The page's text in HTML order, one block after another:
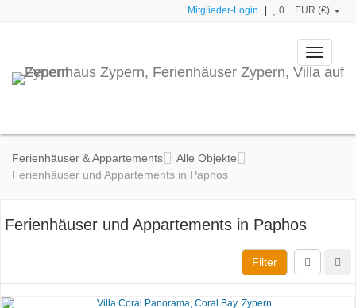
Mitglieder-Login 0 EUR (€)
Toggle
Ferienhäuser & Appartements
Alle Objekte
Ferienhäuser und Appartements in Paphos
Ferienhäuser und Appartements in Paphos
Filter